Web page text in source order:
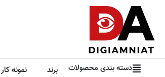
دسته بندی محصولات برند نمونه کار